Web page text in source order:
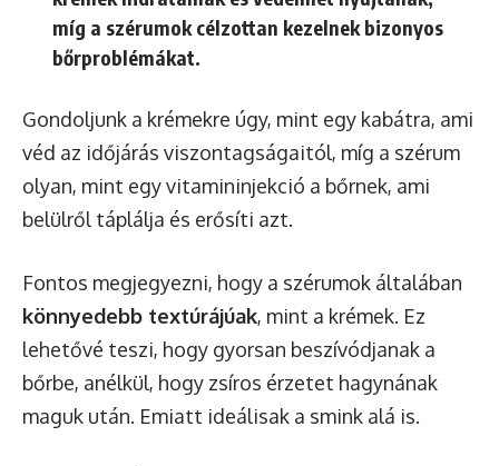
míg a szérumok célzottan kezelnek bizonyos
bőrproblémákat.
Gondoljunk a krémekre úgy, mint egy kabátra, ami
véd az időjárás viszontagságaitól, míg a szérum
olyan, mint egy vitamininjekció a bőrnek, ami
belülről táplálja és erősíti azt.
Fontos megjegyezni, hogy a szérumok általában
könnyedebb textúrájúak, mint a krémek. Ez
lehetővé teszi, hogy gyorsan beszívódjanak a
bőrbe, anélkül, hogy zsíros érzetet hagynának
maguk után. Emiatt ideálisak a smink alá is.